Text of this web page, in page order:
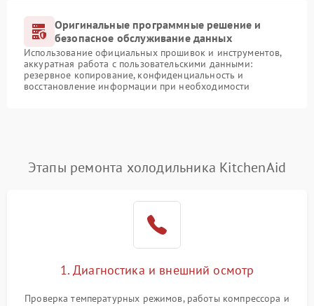
Оригинальные программные решение и
безопасное обслуживание данных
Использование официальных прошивок и инструментов,
аккуратная работа с пользовательскими данными:
резервное копирование, конфиденциальность и
восстановление информации при необходимости
Этапы ремонта холодильника KitchenAid
1. Диагностика и внешний осмотр
Проверка температурных режимов, работы компрессора и